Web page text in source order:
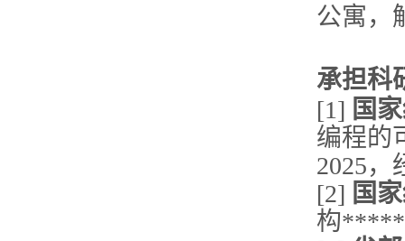
公寓，
承担科
[1] 国
编程的
2025，
[2] 国
构